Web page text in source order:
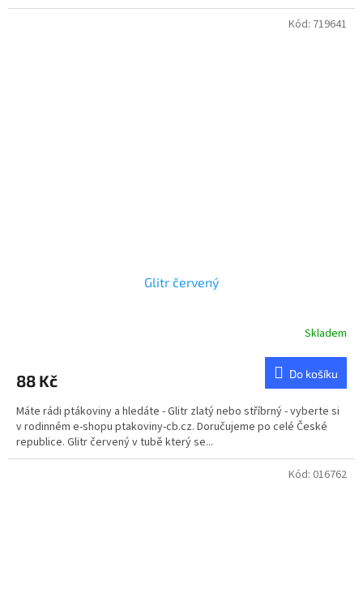
Glitr červený
Skladem
88 Kč Do košíku
Máte rádi ptákoviny a hledáte - Glitr zlatý nebo stříbrný - vyberte si
v rodinném e-shopu ptakoviny-cb.cz. Doručujeme po celé České
republice. Glitr červený v tubě který se...
Kód: 719641
Kód: 016762